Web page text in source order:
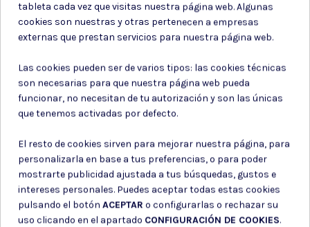
información de contacto en el aviso legal.
Consiento el uso de mis datos para los fines indicados en la
Política de privacidad
Consiento el uso de mis datos personales para recibir publicidad
de su entidad.
tableta cada vez que visitas nuestra página web. Algunas
cookies son nuestras y otras pertenecen a empresas
externas que prestan servicios para nuestra página web.
Las cookies pueden ser de varios tipos: las cookies técnicas
son necesarias para que nuestra página web pueda
funcionar, no necesitan de tu autorización y son las únicas
que tenemos activadas por defecto.
El resto de cookies sirven para mejorar nuestra página, para
personalizarla en base a tus preferencias, o para poder
mostrarte publicidad ajustada a tus búsquedas, gustos e
intereses personales. Puedes aceptar todas estas cookies
pulsando el botón ACEPTAR o configurarlas o rechazar su
uso clicando en el apartado CONFIGURACIÓN DE COOKIES.